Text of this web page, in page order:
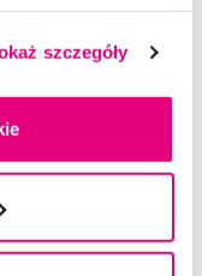
szczegóły